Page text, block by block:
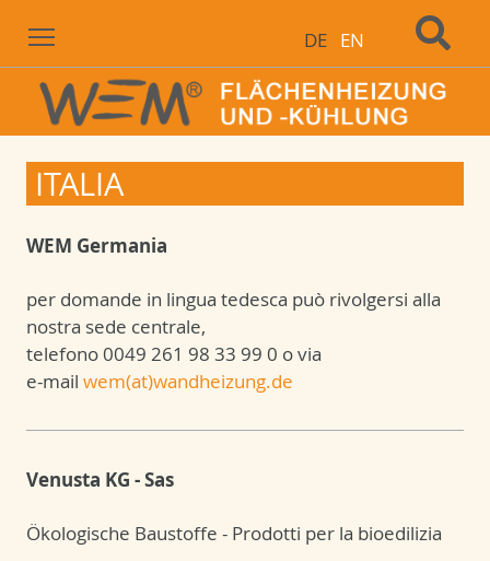
DE EN
ITALIA
WEM Germania
per domande in lingua tedesca può rivolgersi alla
nostra sede centrale,
telefono 0049 261 98 33 99 0 o via
e-mail wem(at)wandheizung.de
Venusta KG - Sas
Ökologische Baustoffe - Prodotti per la bioedilizia